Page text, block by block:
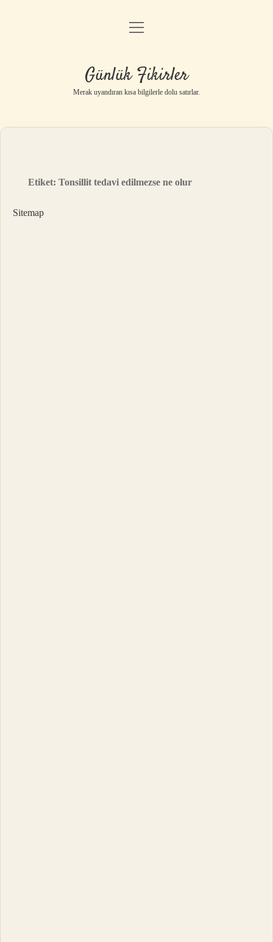
Anasayfa
Yasal Uyarı
menüyü
Günlük Fikirler
Merak uyandıran kısa bilgilerle dolu satırlar.
Etiket:Tonsillit tedavi edilmezse ne olur
Sitemap